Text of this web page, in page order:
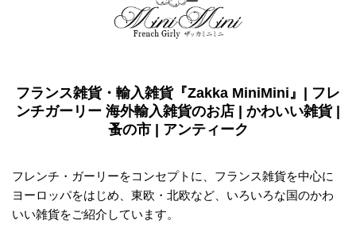
フランス雑貨・輸入雑貨『Zakka MiniMini』| フレ
ンチガーリー 海外輸入雑貨のお店 | かわいい雑貨 |
蚤の市 | アンティーク
フレンチ・ガーリーをコンセプトに、フランス雑貨を中心に
ヨーロッパをはじめ、東欧・北欧など、いろいろな国のかわ
いい雑貨をご紹介しています。